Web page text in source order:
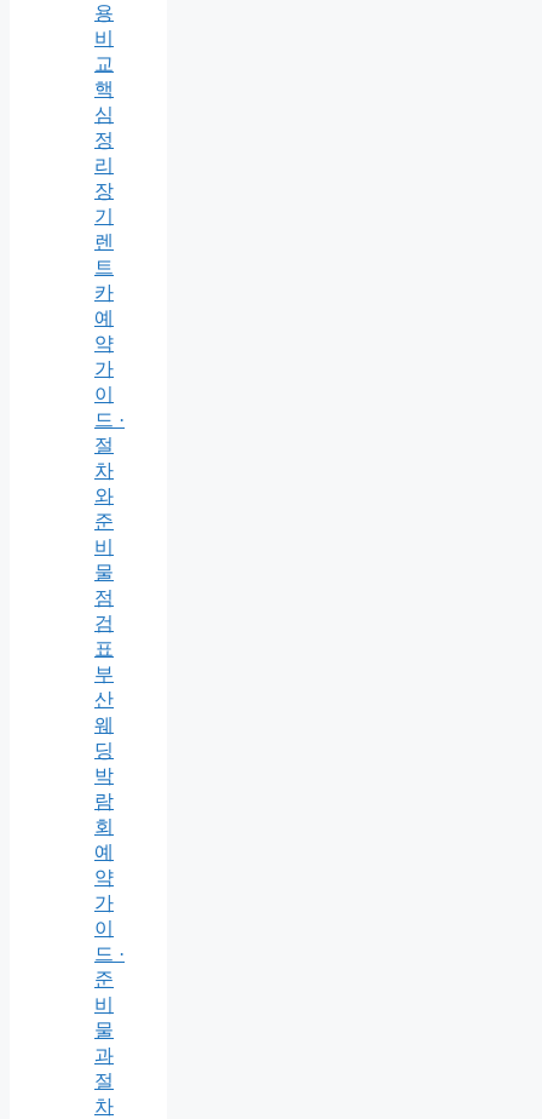
용
비
교
핵
심
정
리
장
기
렌
트
카
예
약
가
이
드 ·
절
차
와
준
비
물
점
검
표
부
산
웨
딩
박
람
회
예
약
가
이
드 ·
준
비
물
과
절
차